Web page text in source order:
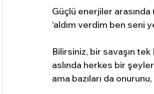
Güçlü enerjiler arasında
‘aldım verdim ben seni
Bilirsiniz, bir savaşın
aslında herkes bir
ama bazıları da